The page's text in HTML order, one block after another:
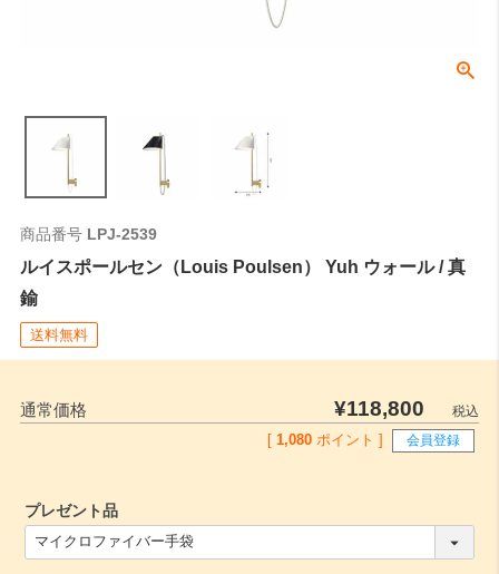
商品番号 LPJ-2539
ルイスポールセン（Louis Poulsen） Yuh ウォール / 真
鍮
送料無料
通常価格 ¥118,800
税込
[ 1,080 ポイント ] 会員登録
プレゼント品
必